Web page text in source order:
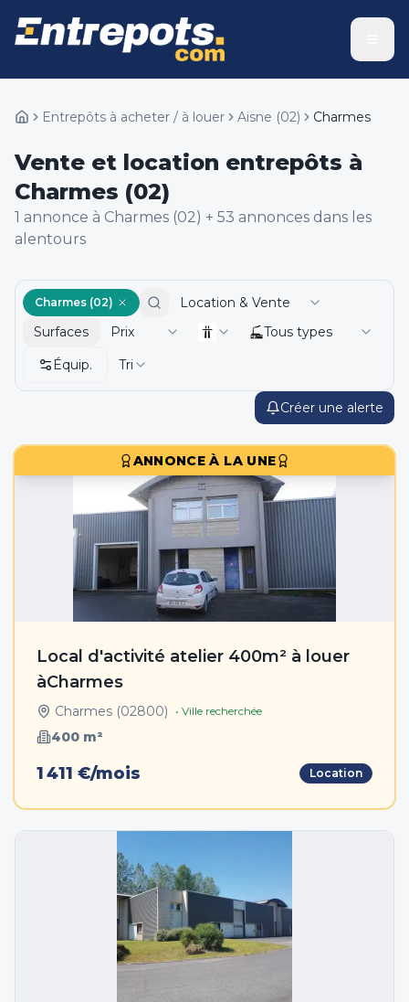
Entrepôts à acheter / à louer Aisne (02) Charmes
Vente et location entrepôts à
Charmes (02)
1 annonce à Charmes (02) + 53 annonces dans les
alentours
Créer une alerte
Charmes (02)
Location & Vente
Surfaces
Prix
Tous types
Équip.
Tri
ANNONCE À LA UNE
Local d'activité atelier 400m² à louer
àCharmes
Charmes (02800) • Ville recherchée
400 m²
1 411 €/mois Location